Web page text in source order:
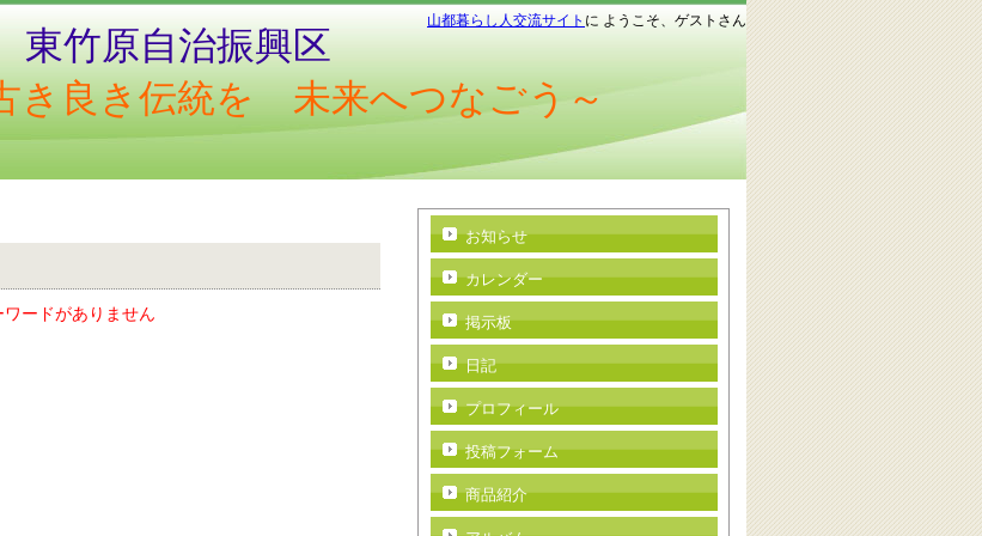
山都暮らし人交流サイト に ようこそ、ゲストさん
東竹原自治振興区
良き伝統を 未来へつなごう～
ードがありません
お知らせ
カレンダー
掲示板
日記
プロフィール
投稿フォーム
商品紹介